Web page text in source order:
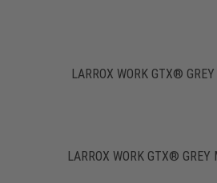
LARROX WORK GTX®
LARROX WORK GTX®